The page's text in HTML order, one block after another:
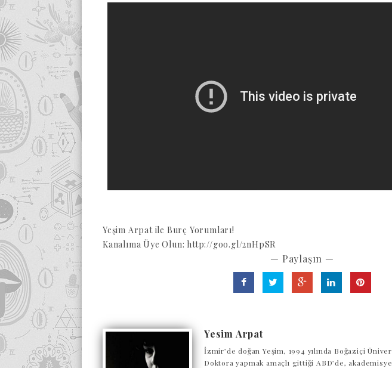
Yeşim Arpat ile Burç Yorumları!
Kanalıma Üye Olun: http://goo.gl/2nHpSR
— Paylaşın —
Yesim Arpat
İzmir’de doğan Yeşim, 1994 yılında Boğaziçi
Doktora yapmak amaçlı gittiği ABD’de,